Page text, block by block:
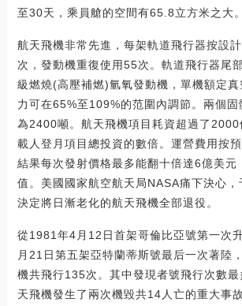
至30天，乘員艙的空間有65.8立方米之大。
航天飛機非常先進，每架軌道飛行器按設
次，發動機重復使用55次。軌道飛行器尾
級燃燒(高壓補燃)氫氧發動機，單機額定
力可在65%至109%的范圍內調節。兩個固
為2400噸。航天飛機項目耗資超過了2000
載人登月項目總投資的數倍。運營費用按
結果每次發射價格最多能翻十倍達6億美元
值。美國國家航空航天局NASA痛下決心
決定將日漸老化的航天飛機全部退役。
從1981年4月12日首架哥倫比亞號第一次
月21日第五架亞特蘭蒂斯號最后一次著陸
機共飛行135次。其中發現者號飛行次數
天飛機發生了兩次機毀共14人亡的重大事